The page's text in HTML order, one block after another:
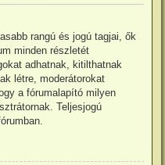
rangú és jogú tagjai, ők
minden részletét
adhatnak, kitilthatnak
létre, moderátorokat
a fórumalapító milyen
Teljesjogú